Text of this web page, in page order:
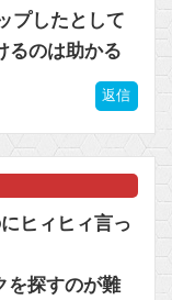
プしたとして
るのは助かる
返信
ヒィヒィ言っ
を探すのが難